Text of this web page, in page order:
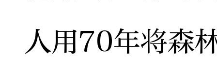
人用70年将森